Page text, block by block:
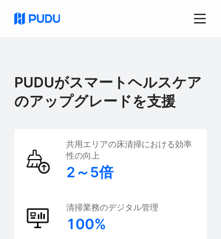
ヘルスケア
Pudu Roboticsは、配送、重量物運搬、床清
掃、受付サービスを組み合わせた、医療現場
しています。これらのイノベーションによ
り、医療スタッフの反復作業を削減するとと
もに、患者向けサービスの適時性と品質を向
上させます。
PUDUがスマートヘルスケア
のアップグレードを支援
共用エリアの床清掃における効率
性の向上
2～5倍
清掃業務のデジタル管理
100%